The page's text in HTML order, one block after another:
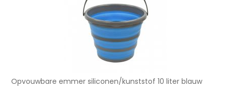
Opvouwbare emmer siliconen/kunststof 10 liter blauw